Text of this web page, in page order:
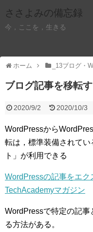
ささよみの備忘録
今，ここを，生きる
ホーム _13ブログ・
ブログ記事を移転
2020/9/2 2020/10/3
WordPressから
転は，標準装備されて
ト」が利用できる
WordPressの記事をエク
TechAcademyマガジン
WordPressで特定の記
る方法がある。